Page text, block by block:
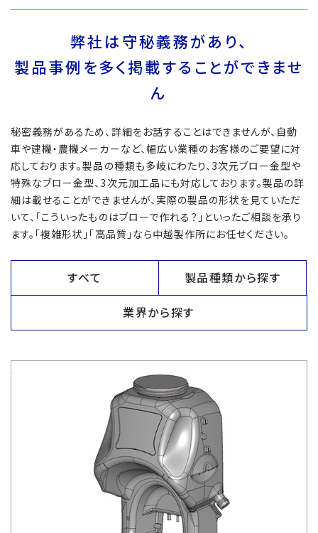
弊社は守秘義務があり、
製品事例を多く掲載することができませ
ん
秘密義務があるため、詳細をお話することはできませんが、自動
車や建機・農機メーカーなど、幅広い業種のお客様のご要望に対
応しております。製品の種類も多岐にわたり、3次元ブロー金型や
特殊なブロー金型、3次元加工品にも対応しております。製品の詳
細は載せることができませんが、実際の製品の形状を見ていただ
いて、「こういったものはブローで作れる？」といったご相談を承り
ます。「複雑形状」「高品質」なら中越製作所にお任せください。
すべて 製品種類から探す
業界から探す